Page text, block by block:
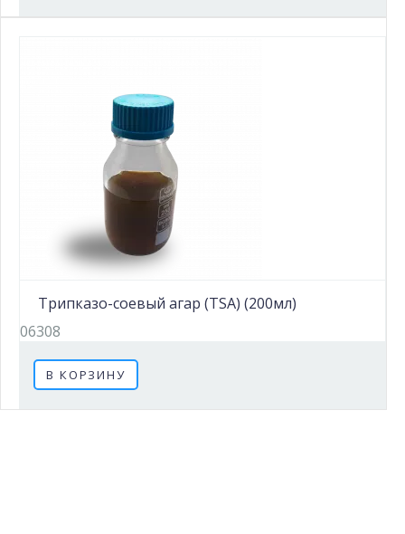
Трипказо-соевый агар (TSA) (200мл)
06308
В КОРЗИНУ